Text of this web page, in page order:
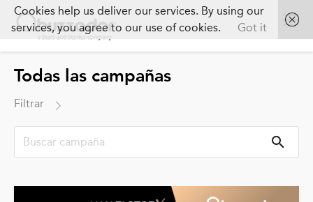
Todas las campañas
Filtrar
Cookies help us deliver our services. By using our
services, you agree to our use of cookies.
Got it